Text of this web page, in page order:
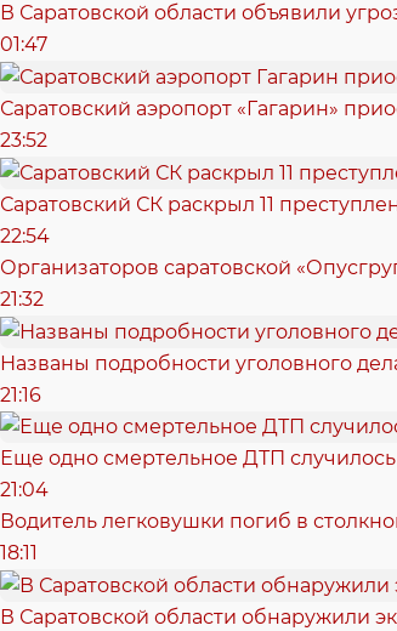
В Саратовской области объявили
01:47
Саратовский аэропорт «Гагарин»
23:52
Саратовский СК раскрыл 11
22:54
Организаторов саратовской
21:32
Названы подробности уголовного
21:16
Еще одно смертельное ДТП
21:04
Водитель легковушки погиб в
18:11
В Саратовской области обнаружили